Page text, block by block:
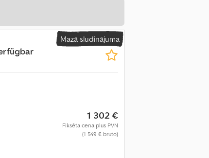
Mazā sludinājuma
1 302 €
Fiksēta cena plus PVN
(1 549 € bruto)